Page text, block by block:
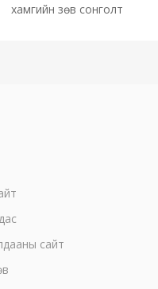
хамгийн зөв сонголт
сайт